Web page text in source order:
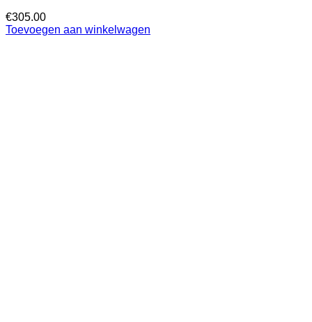
€305.00
Toevoegen aan winkelwagen